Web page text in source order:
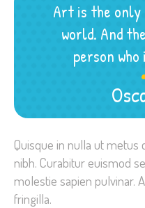
Art is the only
world. And
person
Quisque in nulla ut
nibh. Curabitur euismod
molestie sapien pulvinar.
fringilla.